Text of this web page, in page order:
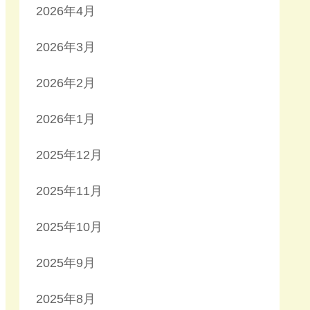
2026年4月
2026年3月
2026年2月
2026年1月
2025年12月
2025年11月
2025年10月
2025年9月
2025年8月